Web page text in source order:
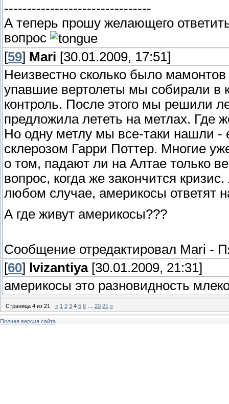
--------------------------------
А теперь прошу желающего
вопрос
[59] Mari [30.01.2009, 17:51]
Неизвестно сколько было
упавшие вертолеты мы собирали в
контроль. После этого мы решили
предложила лететь на метлах. Где
Но одну метлу мы все-таки нашли
склерозом Гарри Поттер. Многие
о том, падают ли на Алтае только
вопрос, когда же закончится
любом случае, америкосы ответят
А где живут америкосы???
Сообщение отредактировал Mari -
[60] lvizantiya[30.01.2009, 21:31]
америкосы это разновидность
Страница 4 из 21 « 1 2 3 4 5 6 20 21 »
Полная версия сайта